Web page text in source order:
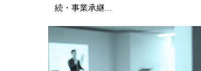
続・事業承継...